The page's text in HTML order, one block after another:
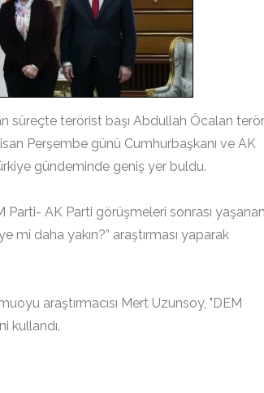
süreçte terörist başı Abdullah Öcalan terör
Perşembe günü Cumhurbaşkanı ve AK
gündeminde geniş yer buldu.
Parti- AK Parti görüşmeleri sonrası
mi daha yakın?” araştırması yaparak
araştırmacısı Mert Uzunsoy, "DEM
kullandı.